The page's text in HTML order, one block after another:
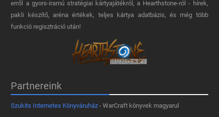
erről a gyors-iramú stratégiai kártyajátékról, a Hearthstone-ról - hírek,
pakli készítő, aréna értékek, teljes kártya adatbázis, és még több
funkció regisztráció után!
Partnereink
Szukits Internetes Könyváruház - WarCraft könyvek magyarul